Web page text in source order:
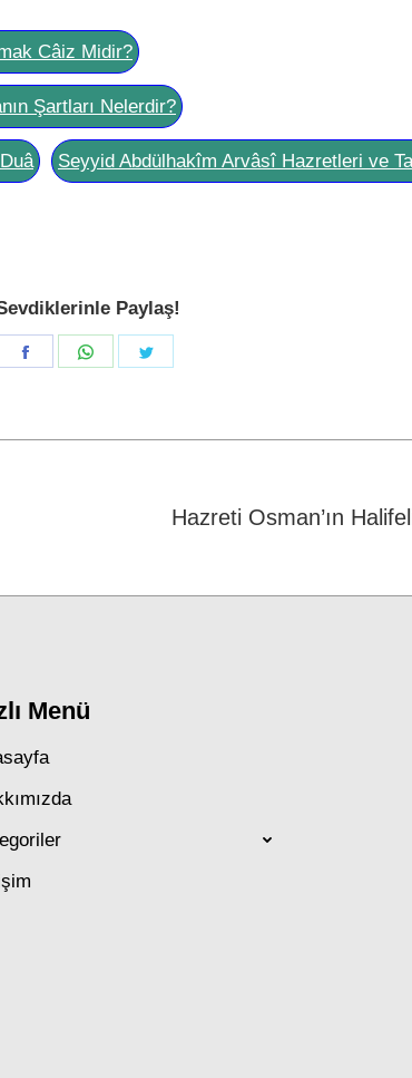
Câiz Midir?
Şartları Nelerdir?
Seyyid Abdülhakîm Arvâsî Hazretleri ve
Paylaş!
Share
Share
Hazreti Osman’ın
Menü